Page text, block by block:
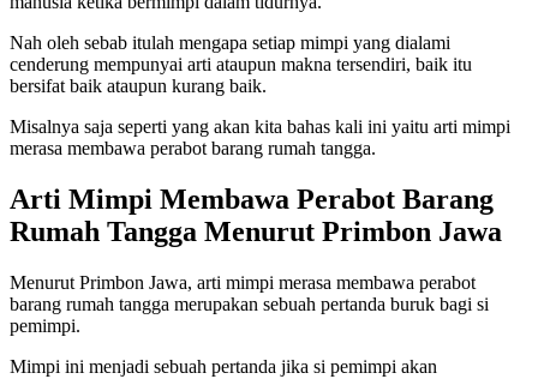
Nah oleh sebab itulah mengapa setiap mimpi yang dialami
cenderung mempunyai arti ataupun makna tersendiri, baik itu
bersifat baik ataupun kurang baik.
Misalnya saja seperti yang akan kita bahas kali ini yaitu arti mimpi
merasa membawa perabot barang rumah tangga.
Arti Mimpi Membawa Perabot Barang
Rumah Tangga Menurut Primbon Jawa
Menurut Primbon Jawa, arti mimpi merasa membawa perabot
barang rumah tangga merupakan sebuah pertanda buruk bagi si
pemimpi.
Mimpi ini menjadi sebuah pertanda jika si pemimpi akan